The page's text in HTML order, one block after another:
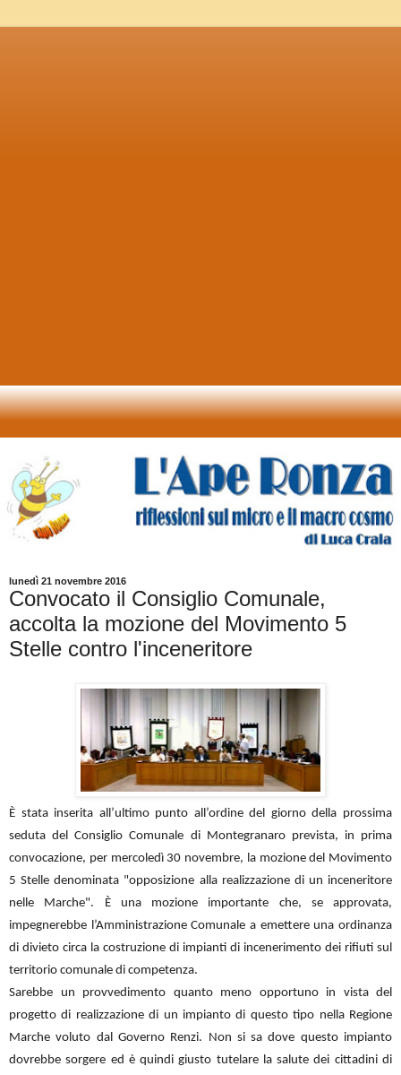
lunedì 21 novembre 2016
Convocato il Consiglio Comunale,
accolta la mozione del Movimento 5
Stelle contro l'inceneritore
È stata inserita all’ultimo punto all’ordine del giorno della prossima
seduta del Consiglio Comunale di Montegranaro prevista, in prima
convocazione, per mercoledì 30 novembre, la mozione del Movimento
5 Stelle denominata "opposizione alla realizzazione di un inceneritore
nelle Marche". È una mozione importante che, se approvata,
impegnerebbe l’Amministrazione Comunale a emettere una ordinanza
di divieto circa la costruzione di impianti di incenerimento dei rifiuti sul
territorio comunale di competenza.
Sarebbe un provvedimento quanto meno opportuno in vista del
progetto di realizzazione di un impianto di questo tipo nella Regione
Marche voluto dal Governo Renzi. Non si sa dove questo impianto
dovrebbe sorgere ed è quindi giusto tutelare la salute dei cittadini di